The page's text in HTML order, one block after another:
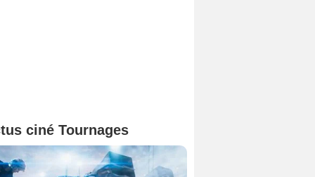
ciné Tournages